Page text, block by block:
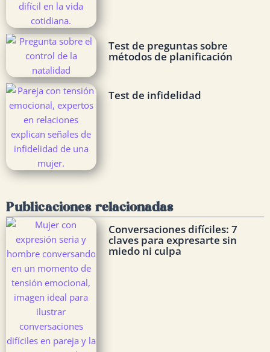
Test de preguntas sobre
métodos de planificación
Test de infidelidad
Publicaciones relacionadas
Conversaciones difíciles: 7
claves para expresarte sin
miedo ni culpa